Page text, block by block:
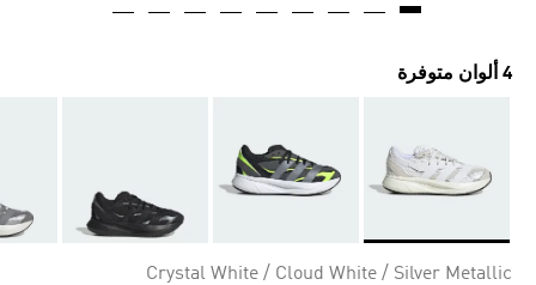
4 ألوان متوفرة
Crystal White / Cloud White / Silver Metallic